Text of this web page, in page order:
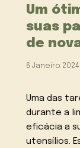
Um
suas
de
6 Janeiro 2024
Uma das
durante a
eficácia a
utensílios.